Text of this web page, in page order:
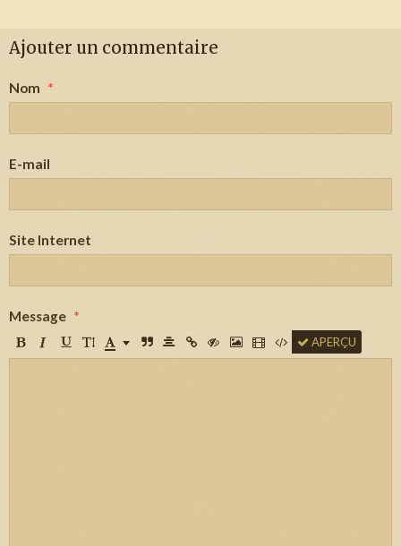
Ajouter un commentaire
Nom
E-mail
Site Internet
Message
APERÇU